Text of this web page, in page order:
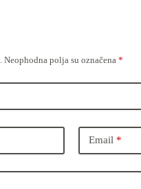
Neophodna polja su označena *
Email*